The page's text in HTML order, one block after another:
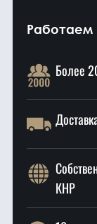
Работаем
Более
КНР